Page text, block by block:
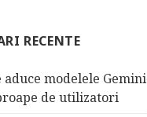
RECENTE
aduce modelele Gemini
de utilizatori